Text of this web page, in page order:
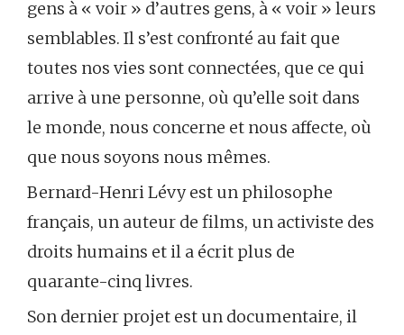
gens à « voir » d’autres gens, à « voir » leurs
semblables. Il s’est confronté au fait que
toutes nos vies sont connectées, que ce qui
arrive à une personne, où qu’elle soit dans
le monde, nous concerne et nous affecte, où
que nous soyons nous mêmes.
Bernard-Henri Lévy est un philosophe
français, un auteur de films, un activiste des
droits humains et il a écrit plus de
quarante-cinq livres.
Son dernier projet est un documentaire, il